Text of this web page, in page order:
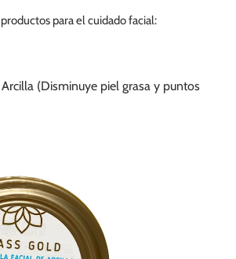
para el cuidado facial:
(Disminuye piel grasa y puntos